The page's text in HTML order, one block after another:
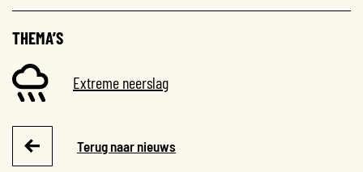
THEMA’S
Extreme neerslag
Terug naar nieuws